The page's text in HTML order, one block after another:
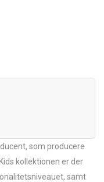
som producere
kollektionen er der
samt